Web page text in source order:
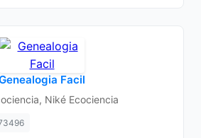
Facil
Niké Ecociencia